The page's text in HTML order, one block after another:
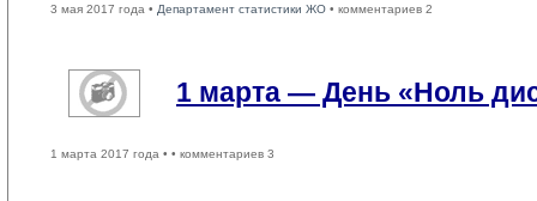
3 мая 2017 года • Департамент статистики ЖО • комментариев 2
1 марта — День «Ноль
1 марта 2017 года • • комментариев 3